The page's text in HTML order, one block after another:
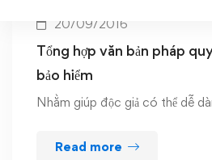
20/09/2016
Tổng hợp văn bản pháp
bảo hiểm
Nhằm giúp độc giả có thể dễ
Read more